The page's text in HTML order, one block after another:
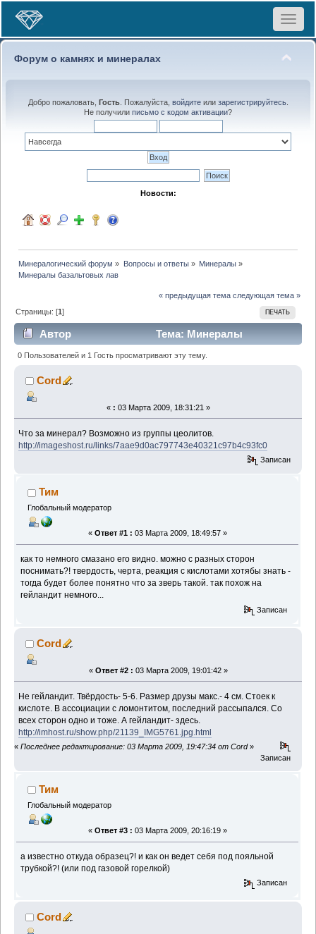
Toggle
Форум о камнях и минералах
Добро пожаловать, Гость. Пожалуйста, войдитеили зарегистрируйтесь.
Не получили письмо с кодом активации?
Новости:
Минералогический форум » Вопросы и ответы» Минералы»
Минералы базальтовых лав
« предыдущая тема следующая тема »
ПЕЧАТЬ
Страницы: [1]
Автор
Тема: Минералы
базальтовых лав (Прочитано 3800 раз)
0 Пользователей и 1 Гость просматривают эту тему.
Cord
« : 03 Марта 2009, 18:31:21 »
Что за минерал? Возможно из группы цеолитов.
http://imageshost.ru/links/7aae9d0ac797743e40321c97b4c93fc0
Записан
Тим
Глобальный модератор
« Ответ #1 : 03 Марта 2009, 18:49:57 »
как то немного смазано его видно. можно с разных сторон
поснимать?! твердость, черта, реакция с кислотами хотябы знать -
тогда будет более понятно что за зверь такой. так похож на
гейландит немного...
Записан
Cord
« Ответ #2 : 03 Марта 2009, 19:01:42 »
Не гейландит. Твёрдость- 5-6. Размер друзы макс.- 4 см. Стоек к
кислоте. В ассоциации с ломонтитом, последний рассыпался. Со
всех сторон одно и тоже. А гейландит- здесь.
http://imhost.ru/show.php/21139_IMG5761.jpg.html
« Последнее редактирование: 03 Марта 2009, 19:47:34 от Cord»
Записан
Тим
Глобальный модератор
« Ответ #3 : 03 Марта 2009, 20:16:19 »
а известно откуда образец?! и как он ведет себя под пояльной
трубкой?! (или под газовой горелкой)
Записан
Cord